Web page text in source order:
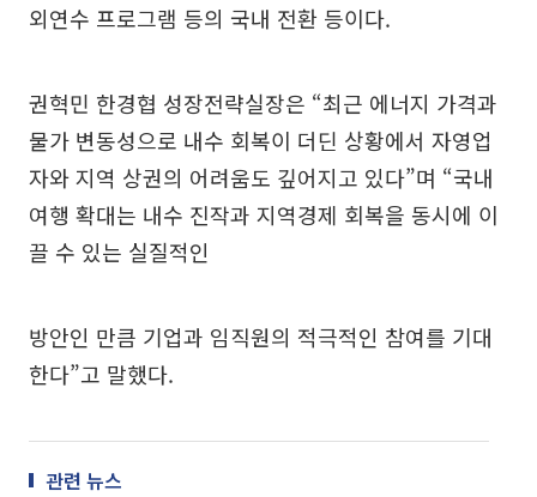
외연수 프로그램 등의 국내 전환 등이다.
권혁민 한경협 성장전략실장은 “최근 에너지 가격과
물가 변동성으로 내수 회복이 더딘 상황에서 자영업
자와 지역 상권의 어려움도 깊어지고 있다”며 “국내
여행 확대는 내수 진작과 지역경제 회복을 동시에 이
끌 수 있는 실질적인
방안인 만큼 기업과 임직원의 적극적인 참여를 기대
한다”고 말했다.
관련 뉴스